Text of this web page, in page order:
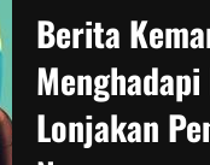
Berita
Lonjakan